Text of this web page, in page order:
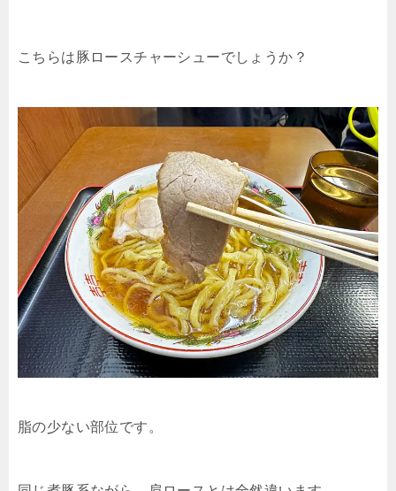
こちらは豚ロースチャーシューでしょうか？
脂の少ない部位です。